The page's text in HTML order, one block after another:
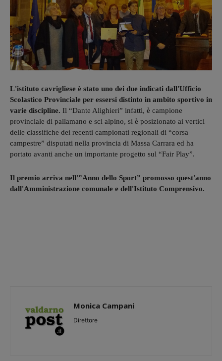
L'istituto cavrigliese è stato uno dei due indicati dall'Ufficio
Scolastico Provinciale per essersi distinto in ambito sportivo in
varie discipline. Il “Dante Alighieri” infatti, è campione
provinciale di pallamano e sci alpino, si è posizionato ai vertici
delle classifiche dei recenti campionati regionali di “corsa
campestre” disputati nella provincia di Massa Carrara ed ha
portato avanti anche un importante progetto sul “Fair Play”.
Il premio arriva nell'”Anno dello Sport” promosso quest'anno
dall'Amministrazione comunale e dell'Istituto Comprensivo.
Monica Campani
Direttore